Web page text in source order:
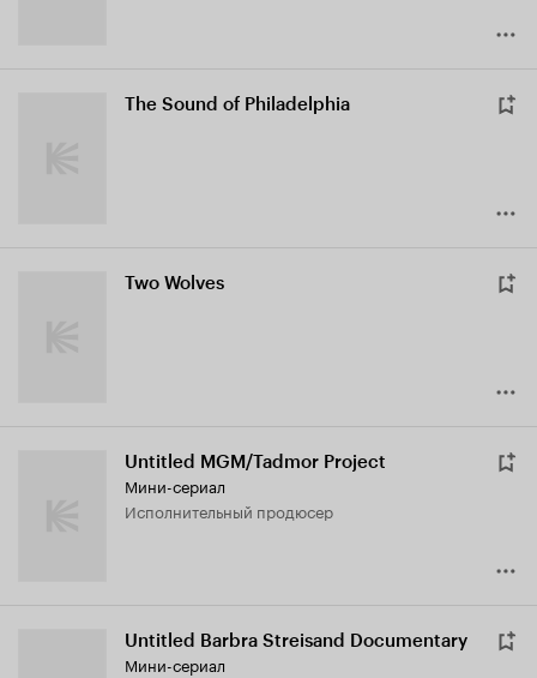
The Sound of Philadelphia
Two Wolves
Untitled MGM/Tadmor Project
Мини-сериал
исполнительный продюсер
Untitled Barbra Streisand Documentary
Мини-сериал